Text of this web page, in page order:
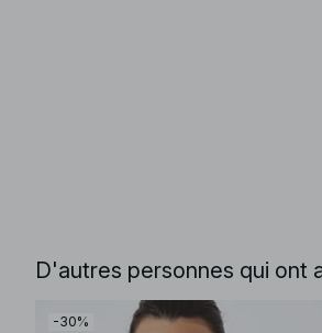
D'autres personnes qui ont
-30%